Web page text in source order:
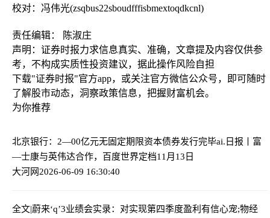
校对：冯伟光(zsqbus22sboudfffisbmextoqdkcnl)
责任编辑： 陈淑庄
声明：证券时报力求信息真实、准确，文章提及内容仅供参
考，不构成实质性投资建议，据此操作风险自担
下载"证券时报"官方app，或关注官方微信公众号，即可随时
了解股市动态，洞察政策信息，把握财富机会。
为你推荐
北京银行：2—00亿元无固定期限资本债券发行完毕ai.日报丨富
—士康与英伟达合作，百度世界定档11月13日
大河网2026-06-09 16:30:40
全文|蔚来‘q’3业绩会实录：对实现第四季度盈利有信心宠;物经